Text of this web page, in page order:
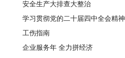
安全生产大排查大整治
学习贯彻党的二十届四中全会精神
工伤指南
企业服务年 全力拼经济